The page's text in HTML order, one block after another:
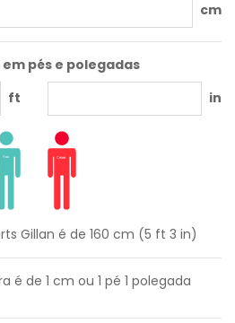
cm
pés e polegadas
ft
in
Gillan é de 160 cm (5 ft 3 in)
é de 1 cm ou 1 pé 1 polegada